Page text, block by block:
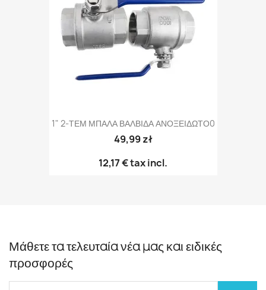
1" 2-ΤΕΜ ΜΠΑΛΑ ΒΑΛΒΙΔΑ ΑΝΟΞΕΙΔΩΤΟ0
49,99 zł
12,17 €tax incl.
Μάθετε τα τελευταία νέα μας και ειδικές
προσφορές